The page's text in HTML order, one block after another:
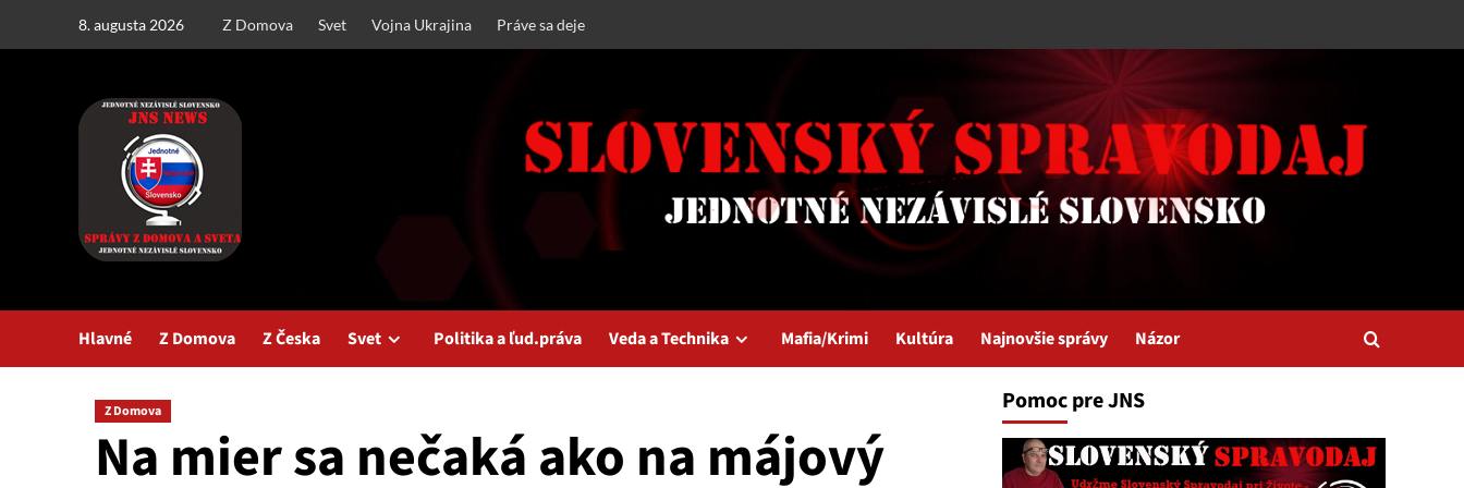
8. augusta 2026 Z Domova Svet Vojna Ukrajina Práve sa deje
Hlavné Z Domova Z Česka Svet Politika a ľud.práva Veda a Technika Mafia/Krimi Kultúra Najnovšie správy Názor
Z Domova
Na mier sa nečaká ako na májový
Pomoc pre JNS